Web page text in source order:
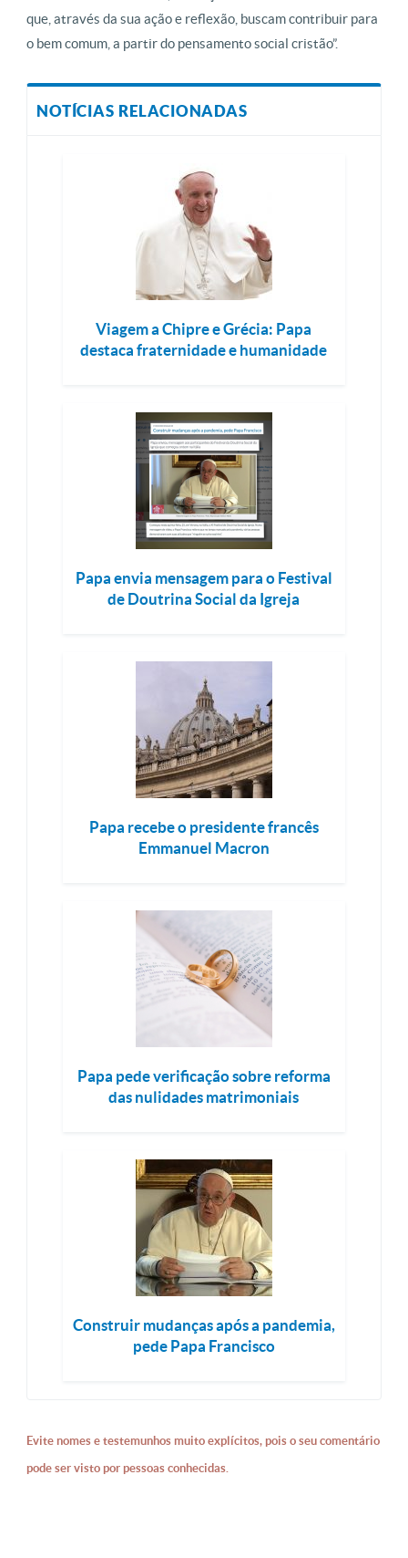
que, através da sua ação e reflexão, buscam contribuir para
o bem comum, a partir do pensamento social cristão”.
NOTÍCIAS RELACIONADAS
Viagem a Chipre e Grécia: Papa
destaca fraternidade e humanidade
Papa envia mensagem para o Festival
de Doutrina Social da Igreja
Papa recebe o presidente francês
Emmanuel Macron
Papa pede verificação sobre reforma
das nulidades matrimoniais
Construir mudanças após a pandemia,
pede Papa Francisco
Evite nomes e testemunhos muito explícitos, pois o seu comentário
pode ser visto por pessoas conhecidas.